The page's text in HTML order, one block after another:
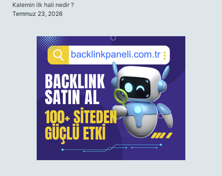
Kalemin ilk hali nedir ?
Temmuz 23, 2026